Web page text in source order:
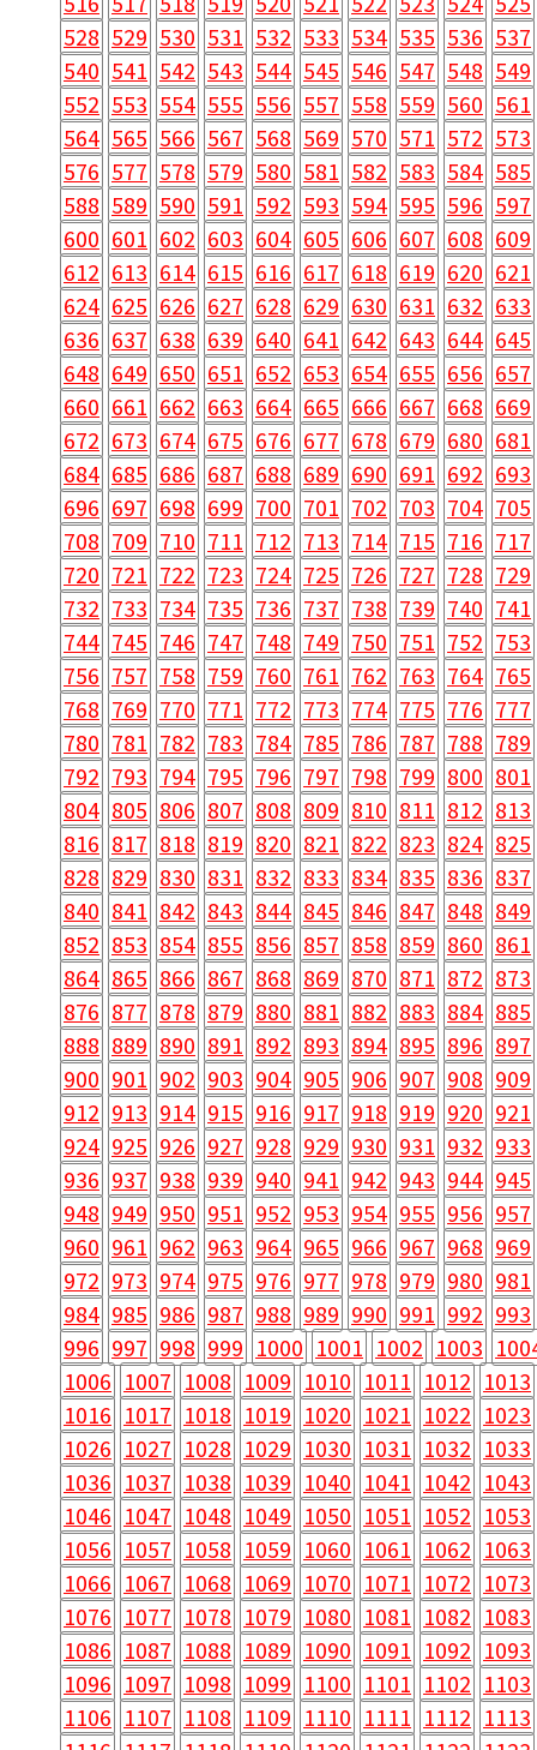
528 529 530 531 532 533 534 535 536 537
540 541 542 543 544 545 546 547 548 549
552 553 554 555 556 557 558 559 560 561
564 565 566 567 568 569 570 571 572 573
576 577 578 579 580 581 582 583 584 585
588 589 590 591 592 593 594 595 596 597
600 601 602 603 604 605 606 607 608 609
612 613 614 615 616 617 618 619 620 621
624 625 626 627 628 629 630 631 632 633
636 637 638 639 640 641 642 643 644 645
648 649 650 651 652 653 654 655 656 657
660 661 662 663 664 665 666 667 668 669
672 673 674 675 676 677 678 679 680 681
684 685 686 687 688 689 690 691 692 693
696 697 698 699 700 701 702 703 704 705
708 709 710 711 712 713 714 715 716 717
720 721 722 723 724 725 726 727 728 729
732 733 734 735 736 737 738 739 740 741
744 745 746 747 748 749 750 751 752 753
756 757 758 759 760 761 762 763 764 765
768 769 770 771 772 773 774 775 776 777
780 781 782 783 784 785 786 787 788 789
792 793 794 795 796 797 798 799 800 801
804 805 806 807 808 809 810 811 812 813
816 817 818 819 820 821 822 823 824 825
828 829 830 831 832 833 834 835 836 837
840 841 842 843 844 845 846 847 848 849
852 853 854 855 856 857 858 859 860 861
864 865 866 867 868 869 870 871 872 873
876 877 878 879 880 881 882 883 884 885
888 889 890 891 892 893 894 895 896 897
900 901 902 903 904 905 906 907 908 909
912 913 914 915 916 917 918 919 920 921
924 925 926 927 928 929 930 931 932 933
936 937 938 939 940 941 942 943 944 945
948 949 950 951 952 953 954 955 956 957
960 961 962 963 964 965 966 967 968 969
972 973 974 975 976 977 978 979 980 981
984 985 986 987 988 989 990 991 992 993
996 997 998 999 1000 1001 1002 1003
1006 1007 1008 1009 1010 1011 1012 1013
1016 1017 1018 1019 1020 1021 1022 1023
1026 1027 1028 1029 1030 1031 1032 1033
1036 1037 1038 1039 1040 1041 1042 1043
1046 1047 1048 1049 1050 1051 1052 1053
1056 1057 1058 1059 1060 1061 1062 1063
1066 1067 1068 1069 1070 1071 1072 1073
1076 1077 1078 1079 1080 1081 1082 1083
1086 1087 1088 1089 1090 1091 1092 1093
1096 1097 1098 1099 1100 1101 1102 1103
1106 1107 1108 1109 1110 1111 1112 1113